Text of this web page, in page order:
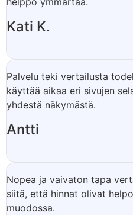
Kati K.
Palvelu teki vertailusta
käyttää aikaa eri sivujen
yhdestä näkymästä.
Antti
Nopea ja vaivaton tapa
siitä, että hinnat olivat
muodossa.